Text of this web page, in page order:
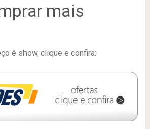
mais
é show, clique e confira: